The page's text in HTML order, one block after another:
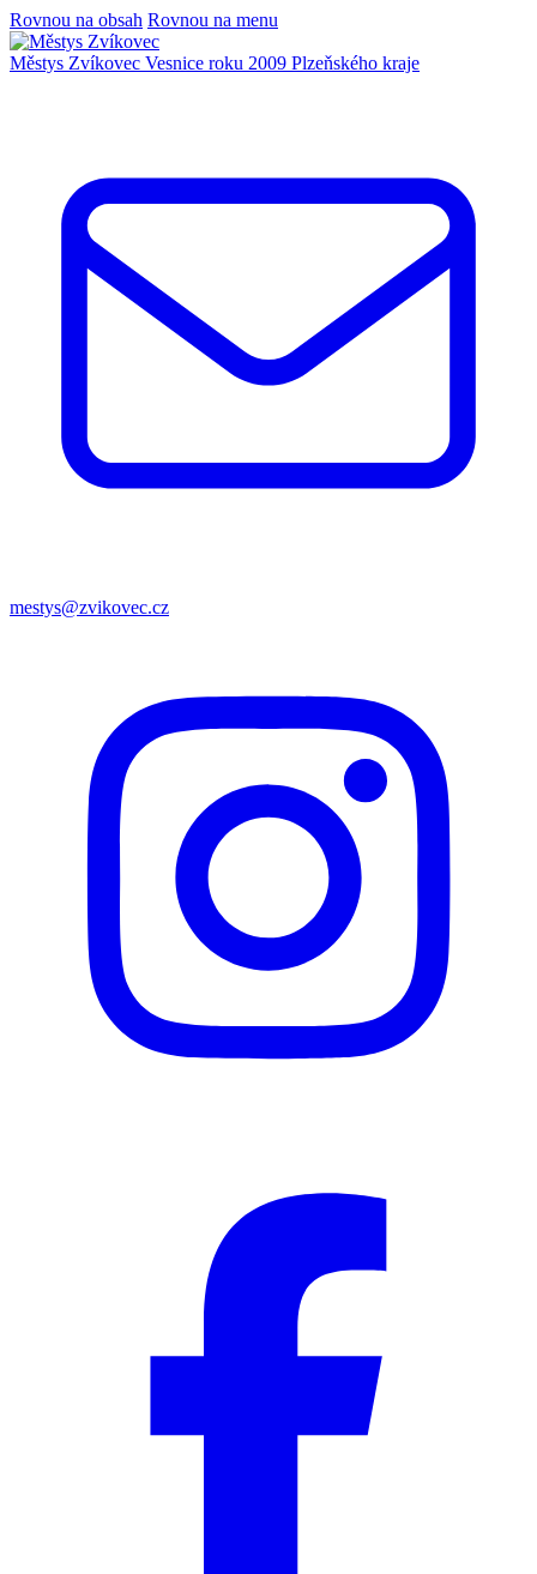
Rovnou na obsah Rovnou na menu
Městys Zvíkovec Vesnice roku 2009 Plzeňského kraje
mestys@zvikovec.cz